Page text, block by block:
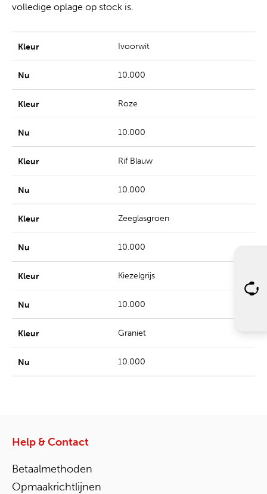
volledige oplage op stock is.
Ivoorwit
10.000
Roze
10.000
Rif Blauw
10.000
Zeeglasgroen
10.000
Kiezelgrijs
10.000
Graniet
10.000
Help & Contact
Betaalmethoden
Opmaakrichtlijnen